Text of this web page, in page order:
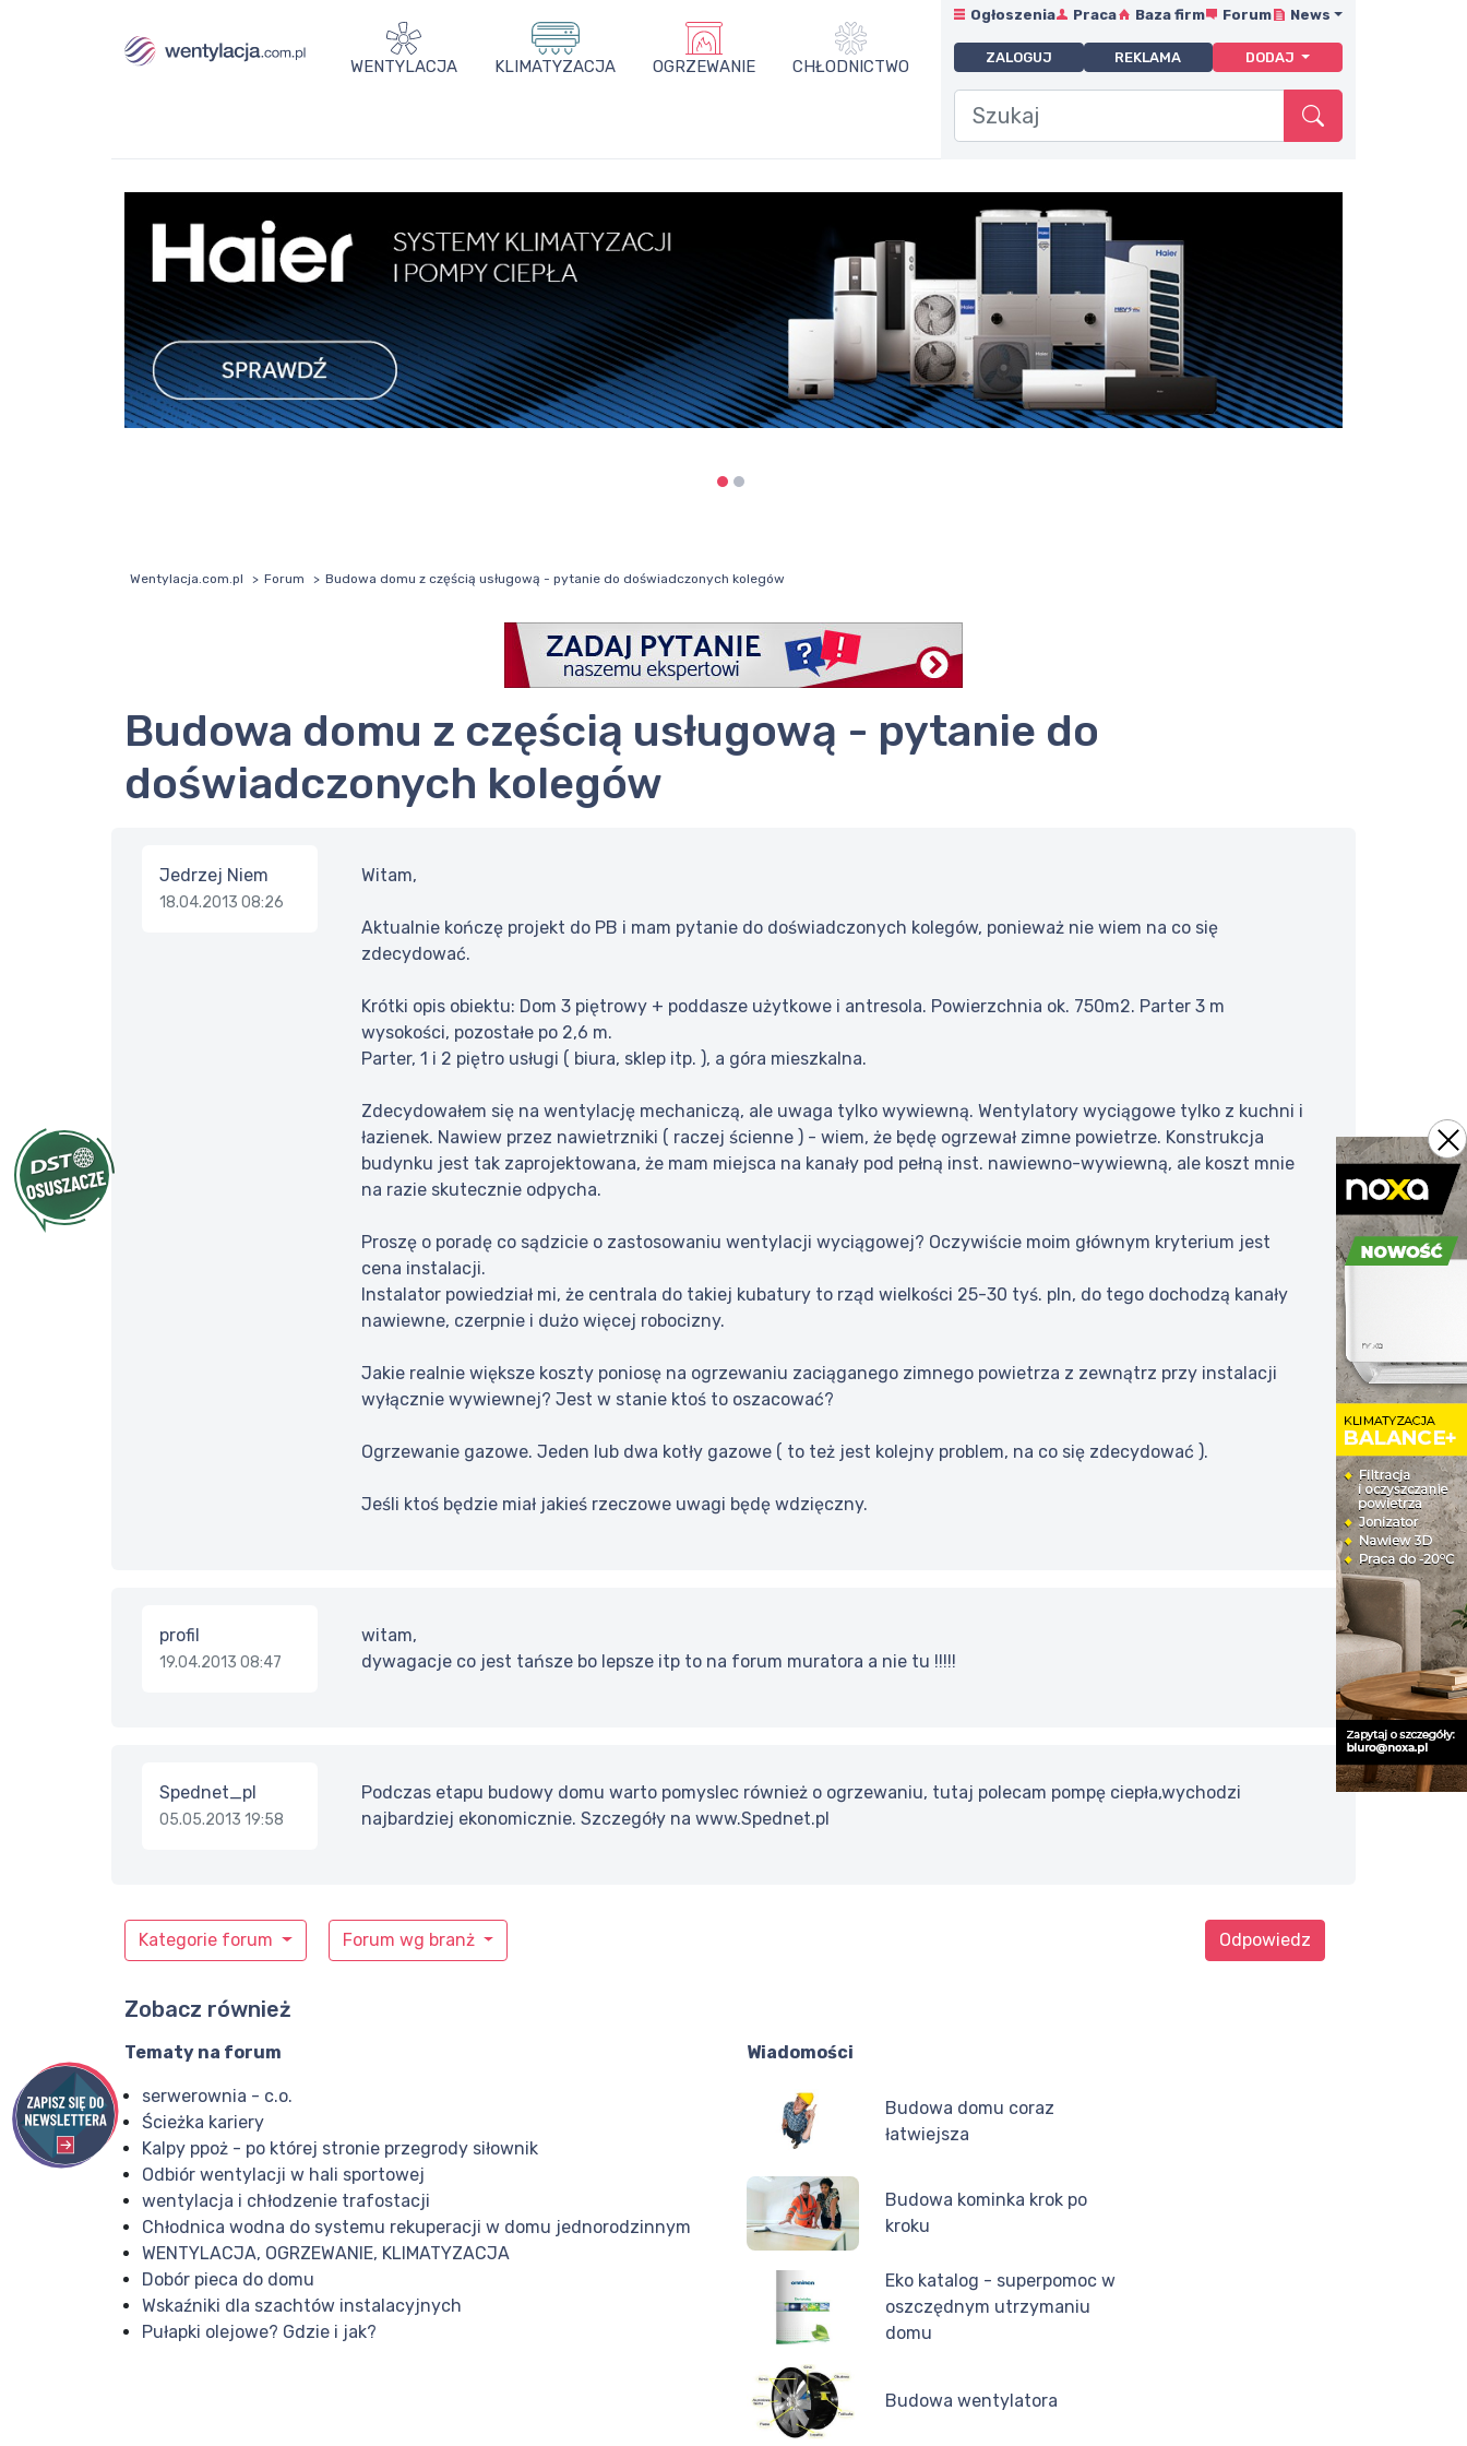
WENTYLACJA KLIMATYZACJA OGRZEWANIE CHŁODNICTWO
Ogłoszenia Praca Baza firm Forum News
ZALOGUJ REKLAMA DODAJ
Wentylacja.com.pl Forum Budowa domu z częścią usługową - pytanie do doświadczonych kolegów
Budowa domu z częścią usługową - pytanie do
doświadczonych kolegów
Jedrzej Niem
18.04.2013 08:26
Witam,
Aktualnie kończę projekt do PB i mam pytanie do doświadczonych kolegów, ponieważ nie wiem na co się
zdecydować.
Krótki opis obiektu: Dom 3 piętrowy + poddasze użytkowe i antresola. Powierzchnia ok. 750m2. Parter 3 m
wysokości, pozostałe po 2,6 m.
Parter, 1 i 2 piętro usługi ( biura, sklep itp. ), a góra mieszkalna.
Zdecydowałem się na wentylację mechaniczą, ale uwaga tylko wywiewną. Wentylatory wyciągowe tylko z kuchni i
łazienek. Nawiew przez nawietrzniki ( raczej ścienne ) - wiem, że będę ogrzewał zimne powietrze. Konstrukcja
budynku jest tak zaprojektowana, że mam miejsca na kanały pod pełną inst. nawiewno-wywiewną, ale koszt mnie
na razie skutecznie odpycha.
Proszę o poradę co sądzicie o zastosowaniu wentylacji wyciągowej? Oczywiście moim głównym kryterium jest
cena instalacji.
Instalator powiedział mi, że centrala do takiej kubatury to rząd wielkości 25-30 tyś. pln, do tego dochodzą kanały
nawiewne, czerpnie i dużo więcej robocizny.
Jakie realnie większe koszty poniosę na ogrzewaniu zaciąganego zimnego powietrza z zewnątrz przy instalacji
wyłącznie wywiewnej? Jest w stanie ktoś to oszacować?
Ogrzewanie gazowe. Jeden lub dwa kotły gazowe ( to też jest kolejny problem, na co się zdecydować ).
Jeśli ktoś będzie miał jakieś rzeczowe uwagi będę wdzięczny.
profil
19.04.2013 08:47
witam,
dywagacje co jest tańsze bo lepsze itp to na forum muratora a nie tu !!!!!
Spednet_pl
05.05.2013 19:58
Podczas etapu budowy domu warto pomyslec również o ogrzewaniu, tutaj polecam pompę ciepła,wychodzi
najbardziej ekonomicznie. Szczegóły na www.Spednet.pl
Kategorie forum Forum wg branż Odpowiedz
Zobacz również
Tematy na forum
serwerownia - c.o.
Ścieżka kariery
Kalpy ppoż - po której stronie przegrody siłownik
Odbiór wentylacji w hali sportowej
wentylacja i chłodzenie trafostacji
Chłodnica wodna do systemu rekuperacji w domu jednorodzinnym
WENTYLACJA, OGRZEWANIE, KLIMATYZACJA
Dobór pieca do domu
Wskaźniki dla szachtów instalacyjnych
Pułapki olejowe? Gdzie i jak?
Wiadomości
Budowa domu coraz
łatwiejsza
Budowa kominka krok po
kroku
Eko katalog - superpomoc w
oszczędnym utrzymaniu
domu
Budowa wentylatora